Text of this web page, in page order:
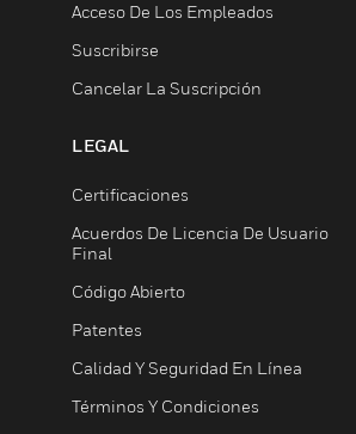
Acceso De Los Empleados
Suscribirse
Cancelar La Suscripción
LEGAL
Certificaciones
Acuerdos De Licencia De Usuario
Final
Código Abierto
Patentes
Calidad Y Seguridad En Línea
Términos Y Condiciones